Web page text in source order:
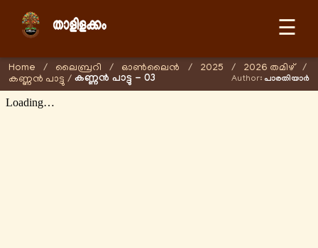
☰
Home / ലൈബ്രറി / ഓണ്‍ലൈന്‍ / 2025 / 2026 തമിഴ്
/
കണ്ണൻ പാട്ടു / കണ്ണൻ പാട്ടു - 03 Author: പാരതിയാർ